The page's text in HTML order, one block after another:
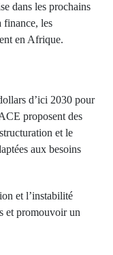
dans les prochains
finance, les
en Afrique.
d’ici 2030 pour
proposent des
et le
aux besoins
et l’instabilité
et promouvoir un